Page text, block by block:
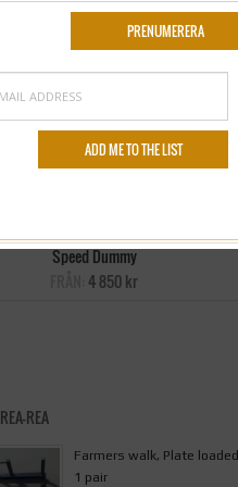
Speed Dummy
4 850 kr
REA
Farmers walk, Plate loaded
1 pair